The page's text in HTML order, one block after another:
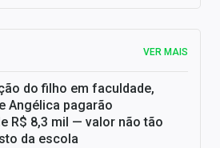
VER MAIS
do filho em faculdade,
Angélica pagarão
R$ 8,3 mil — valor não tão
da escola